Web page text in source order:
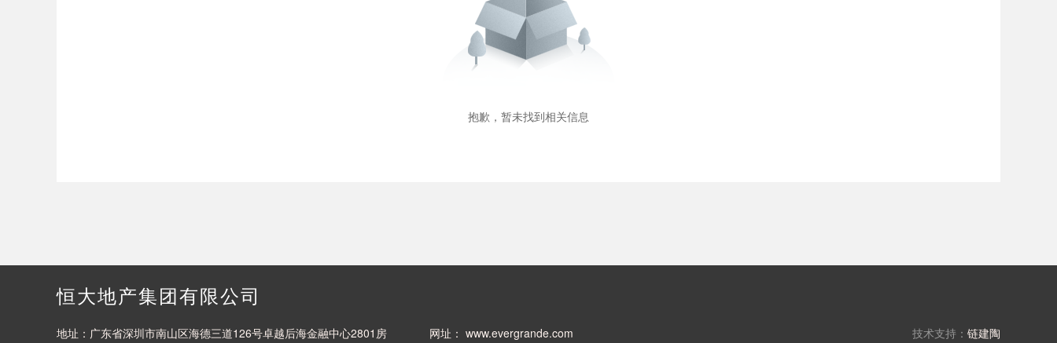
抱歉，暂未找到相关信息
恒大地产集团有限公司
地址：广东省深圳市南山区海德三道126号卓越后海金融中心2801房 网址： www.evergrande.com 技术支持： 链建陶